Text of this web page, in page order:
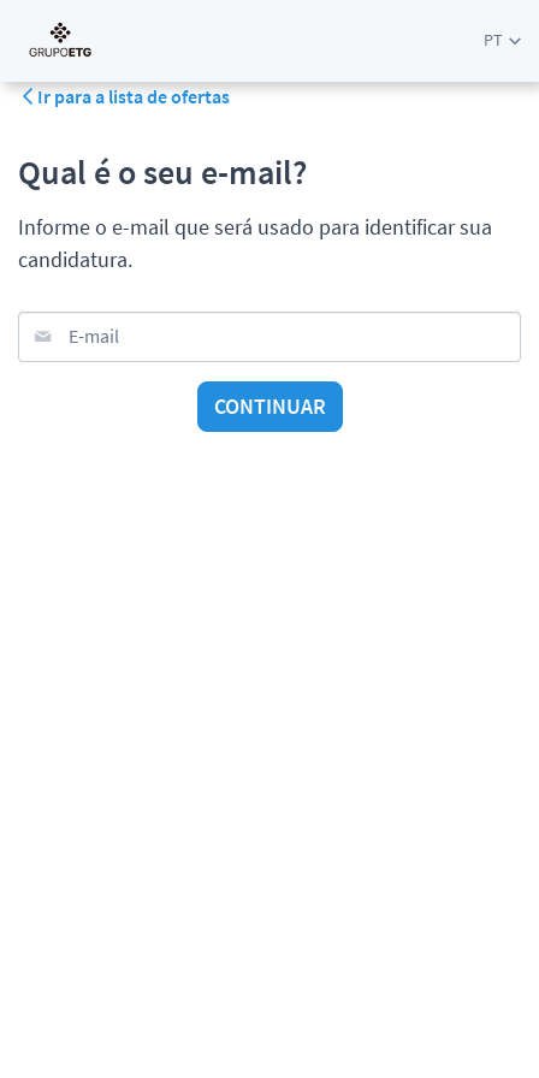
PT
Ir para a lista de ofertas
Qual é o seu e-mail?
Informe o e-mail que será usado para identificar sua
candidatura.
E-mail
CONTINUAR